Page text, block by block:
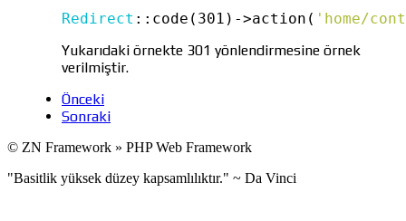
Redirect :: code(301) ->action( 'home/
Yukarıdaki örnekte 301 yönlendirmesine örnek
verilmiştir.
Önceki
Sonraki
© ZN Framework » PHP Web Framework
"Basitlik yüksek düzey kapsamlılıktır." ~ Da Vinci